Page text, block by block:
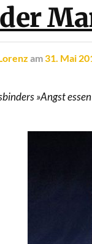
am31. Mai
»Angst